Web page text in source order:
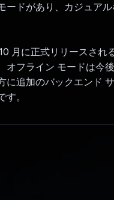
ードがあり、カジュア
月に正式リリースされ
フライン モードは今
に追加のバックエンド
。